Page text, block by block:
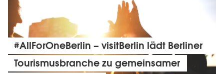
#AllForOneBerlin – visitBerlin lädt Berliner
Tourismusbranche zu gemeinsamer